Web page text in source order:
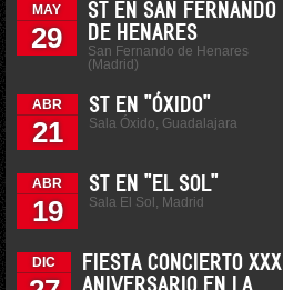
MAY
29
ST EN SAN FERNANDO
DE HENARES
San Fernando de Henares
(Madrid)
ABR
21
ST EN "ÓXIDO"
Sala Óxido, Guadalajara
ABR
19
ST EN "EL SOL"
Sala El Sol, Madrid
DIC
FIESTA CONCIERTO XXX
ANIVERSARIO EN LA